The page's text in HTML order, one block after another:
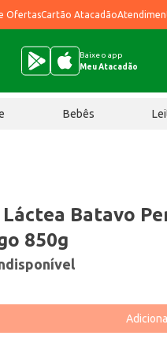
OfertasCartão Atacadão
Baixe o app
Meu Atacadão
Bebês
Láctea Batavo
850g